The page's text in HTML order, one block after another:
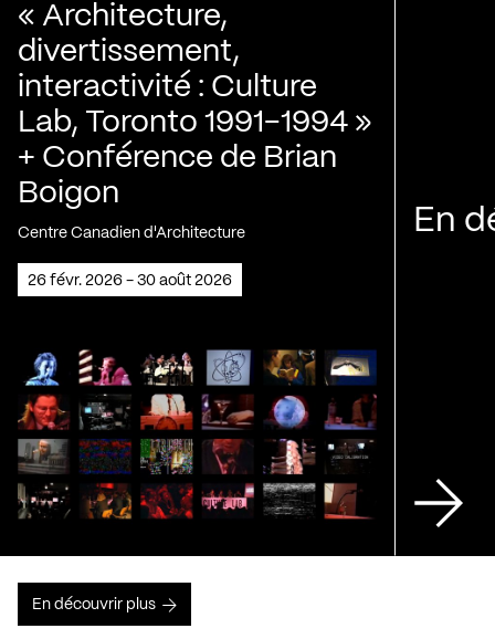
« Architecture,
divertissement,
interactivité : Culture
Lab, Toronto 1991-1994 »
+ Conférence de Brian
Boigon
Centre Canadien d'Architecture
26 févr. 2026 - 30 août 2026
En
En découvrir plus